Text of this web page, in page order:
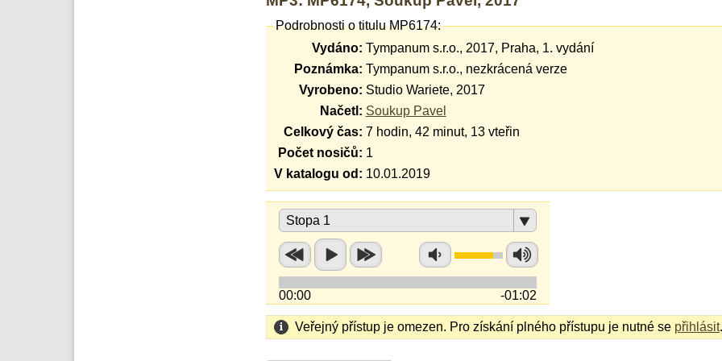
Podrobnosti o titulu MP6174:
Vydáno: Tympanum s.r.o., 2017, Praha, 1. vydání
Poznámka: Tympanum s.r.o., nezkrácená verze
Vyrobeno: Studio Wariete, 2017
Načetl: Soukup Pavel
Celkový čas: 7 hodin, 42 minut, 13 vteřin
Počet nosičů: 1
V katalogu od: 10.01.2019
Stopa 1
00:00 -01:02
Veřejný přístup je omezen. Pro získání plného přístupu je nutné se přihlásit.